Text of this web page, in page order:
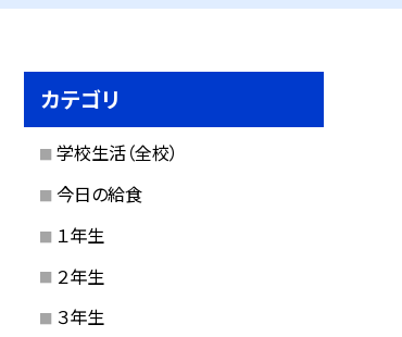
カテゴリ
学校生活（全校）
今日の給食
１年生
２年生
３年生